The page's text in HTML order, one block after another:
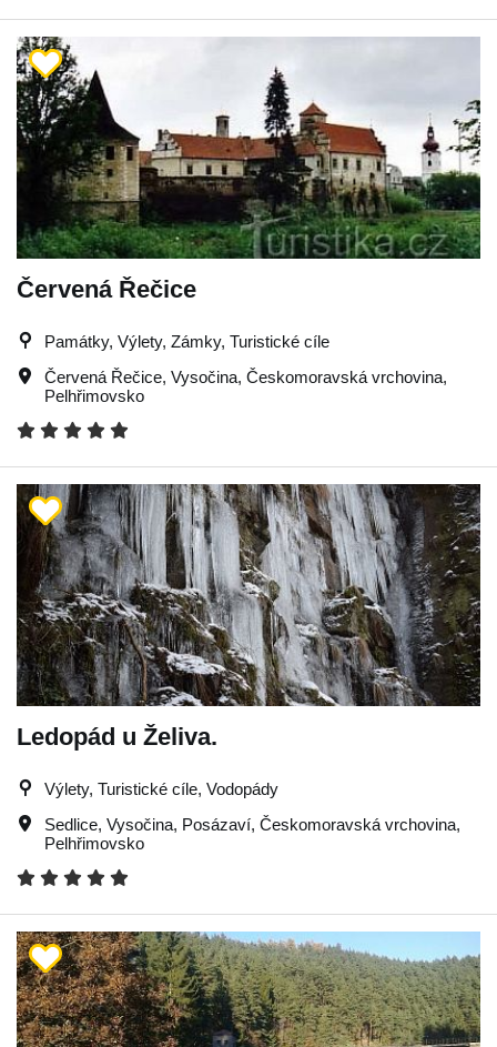
Červená Řečice
Památky, Výlety, Zámky, Turistické cíle
Červená Řečice, Vysočina, Českomoravská vrchovina,
Pelhřimovsko
Ledopád u Želiva.
Výlety, Turistické cíle, Vodopády
Sedlice, Vysočina, Posázaví, Českomoravská vrchovina,
Pelhřimovsko